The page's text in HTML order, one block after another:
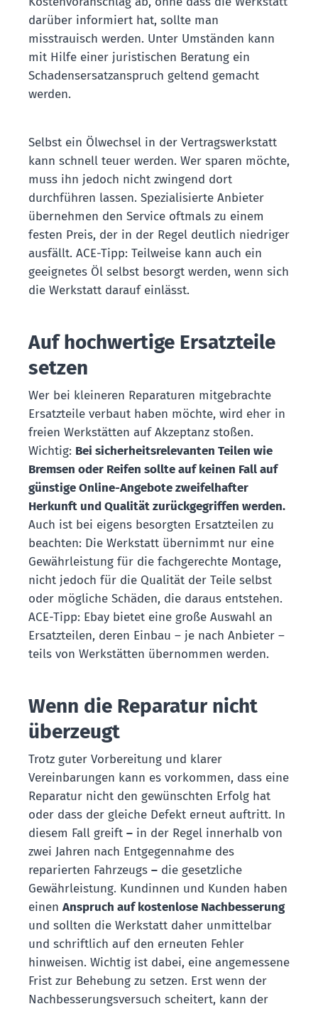
darüber informiert hat, sollte man
misstrauisch werden. Unter Umständen kann
mit Hilfe einer juristischen Beratung ein
Schadensersatzanspruch geltend gemacht
werden.
Selbst ein Ölwechsel in der Vertragswerkstatt
kann schnell teuer werden. Wer sparen möchte,
muss ihn jedoch nicht zwingend dort
durchführen lassen. Spezialisierte Anbieter
übernehmen den Service oftmals zu einem
festen Preis, der in der Regel deutlich niedriger
ausfällt. ACE-Tipp: Teilweise kann auch ein
geeignetes Öl selbst besorgt werden, wenn sich
die Werkstatt darauf einlässt.
Auf hochwertige Ersatzteile
setzen
Wer bei kleineren Reparaturen mitgebrachte
Ersatzteile verbaut haben möchte, wird eher in
freien Werkstätten auf Akzeptanz stoßen.
Wichtig: Bei sicherheitsrelevanten Teilen wie
Bremsen oder Reifen sollte auf keinen Fall auf
günstige Online-Angebote zweifelhafter
Herkunft und Qualität zurückgegriffen werden.
Auch ist bei eigens besorgten Ersatzteilen zu
beachten: Die Werkstatt übernimmt nur eine
Gewährleistung für die fachgerechte Montage,
nicht jedoch für die Qualität der Teile selbst
oder mögliche Schäden, die daraus entstehen.
ACE-Tipp: Ebay bietet eine große Auswahl an
Ersatzteilen, deren Einbau – je nach Anbieter –
teils von Werkstätten übernommen werden.
Wenn die Reparatur nicht
überzeugt
Trotz guter Vorbereitung und klarer
Vereinbarungen kann es vorkommen, dass eine
Reparatur nicht den gewünschten Erfolg hat
oder dass der gleiche Defekt erneut auftritt. In
diesem Fall greift – in der Regel innerhalb von
zwei Jahren nach Entgegennahme des
reparierten Fahrzeugs – die gesetzliche
Gewährleistung. Kundinnen und Kunden haben
einen Anspruch auf kostenlose Nachbesserung
und sollten die Werkstatt daher unmittelbar
und schriftlich auf den erneuten Fehler
hinweisen. Wichtig ist dabei, eine angemessene
Frist zur Behebung zu setzen. Erst wenn der
Nachbesserungsversuch scheitert, kann der